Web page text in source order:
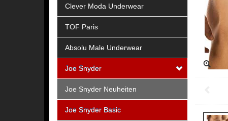
Clever Moda Underwear
TOF Paris
Absolu Male Underwear
Joe Snyder
Joe Snyder Neuheiten
Joe Snyder Basic